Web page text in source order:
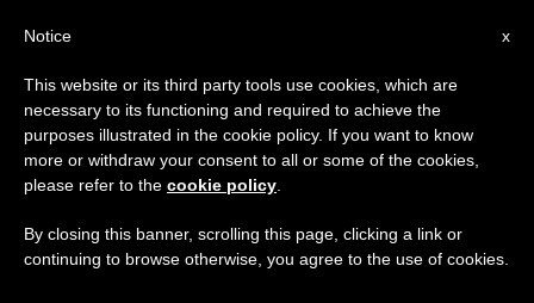
المقابلة العامة,باباوات
x
Notice
This website or its third party tools use cookies, which are
necessary to its functioning and required to achieve the
purposes illustrated in the cookie policy. If you want to know
more or withdraw your consent to all or some of the cookies,
please refer to the cookie policy
By closing this banner, scrolling this page, clicking a link or
continuing to browse otherwise, you agree to the use of cookies.